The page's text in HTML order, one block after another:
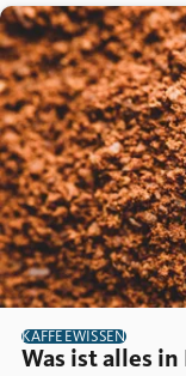
KAFFEEWISSEN
Was ist alles